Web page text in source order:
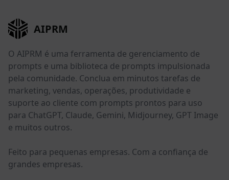
AIPRM
O AIPRM é uma ferramenta de gerenciamento de
prompts e uma biblioteca de prompts impulsionada
pela comunidade. Conclua em minutos tarefas de
marketing, vendas, operações, produtividade e
suporte ao cliente com prompts prontos para uso
para ChatGPT, Claude, Gemini, Midjourney, GPT Image
e muitos outros.
Feito para pequenas empresas. Com a confiança de
grandes empresas.